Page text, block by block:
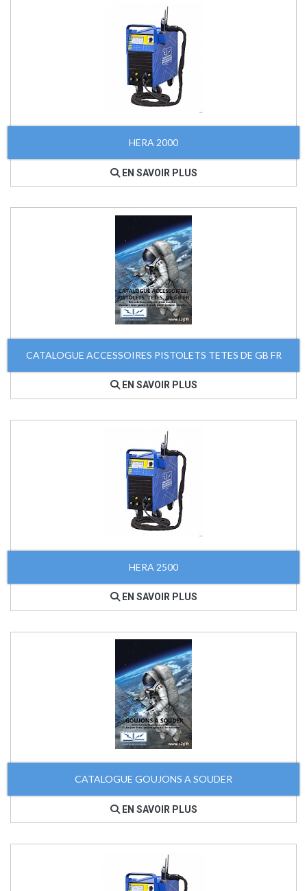
HERA 2000
EN SAVOIR PLUS
CATALOGUE ACCESSOIRES PISTOLETS TETES DE GB FR
EN SAVOIR PLUS
HERA 2500
EN SAVOIR PLUS
CATALOGUE GOUJONS A SOUDER
EN SAVOIR PLUS